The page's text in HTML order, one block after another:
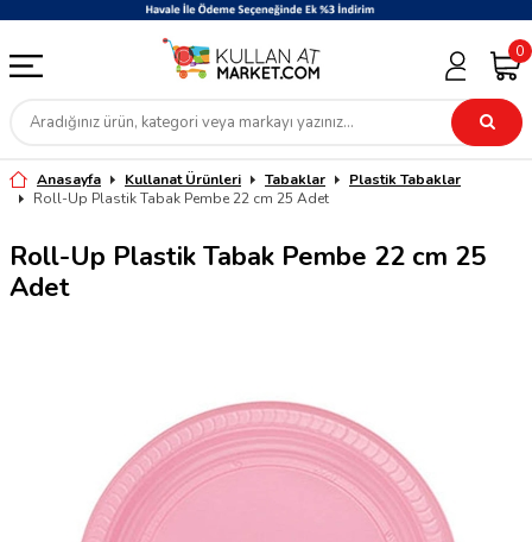
0
Anasayfa Kullanat Ürünleri Tabaklar
Plastik Tabaklar
Roll-Up Plastik Tabak Pembe 22 cm 25 Adet
Roll-Up Plastik Tabak Pembe 22 cm 25
Adet